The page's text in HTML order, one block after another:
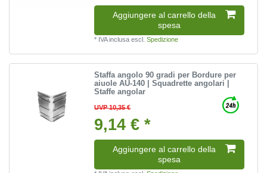
Aggiungere al carrello della
spesa
* IVA inclusa escl.Spedizione
Staffa angolo 90 gradi per Bordure per
aiuole AU-140 | Squadrette angolari |
Staffe angolar
UVP 10,35 €
9,14 € *
Aggiungere al carrello della
spesa